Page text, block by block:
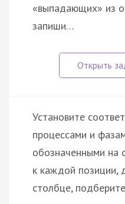
«выпадающих» из
запиши…
Установите
процессами и
обозначенными на
к каждой позиции,
столбце,